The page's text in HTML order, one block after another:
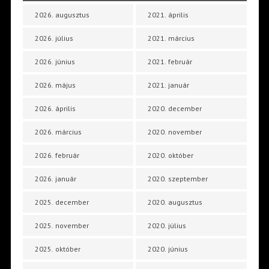
2026. augusztus
2026. július
2026. június
2026. május
2026. április
2026. március
2026. február
2026. január
2025. december
2025. november
2025. október
2021. április
2021. március
2021. február
2021. január
2020. december
2020. november
2020. október
2020. szeptember
2020. augusztus
2020. július
2020. június